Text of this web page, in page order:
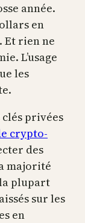
année.
en
Et rien ne
L’usage
les
privées
crypto-
des
majorité
plupart
sur les
en